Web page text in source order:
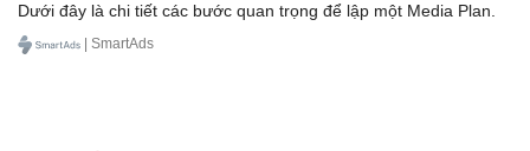
Dưới đây là chi tiết các bước quan trọng để lập một Media Plan.
| SmartAds